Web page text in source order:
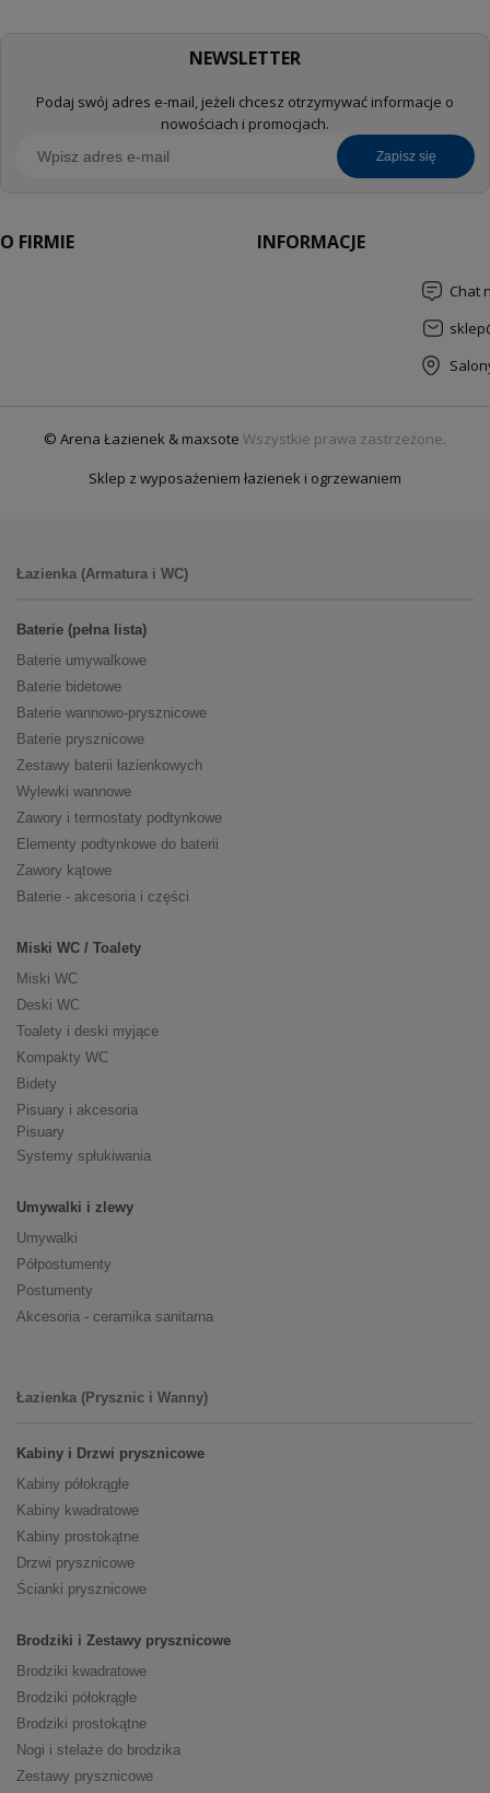
NEWSLETTER
Podaj swój adres e-mail, jeżeli chcesz otrzymywać informacje o
nowościach i promocjach.
zapisz się
O FIRMIE INFORMACJE
Chat
© Arena Łazienek & maxsote Wszystkie prawa zastrzeżone.
Sklep z wyposażeniem łazienek i ogrzewaniem
Łazienka (Armatura i WC)
Baterie (pełna lista)
Baterie umywalkowe
Baterie bidetowe
Baterie wannowo-prysznicowe
Baterie prysznicowe
Zestawy baterii łazienkowych
Wylewki wannowe
Zawory i termostaty podtynkowe
Elementy podtynkowe do baterii
Zawory kątowe
Baterie - akcesoria i części
Miski WC / Toalety
Miski WC
Deski WC
Toalety i deski myjące
Kompakty WC
Bidety
Pisuary i akcesoria
Pisuary
Systemy spłukiwania
Umywalki i zlewy
Umywalki
Półpostumenty
Postumenty
Akcesoria - ceramika sanitarna
Łazienka (Prysznic i Wanny)
Kabiny i Drzwi prysznicowe
Kabiny półokrągłe
Kabiny kwadratowe
Kabiny prostokątne
Drzwi prysznicowe
Ścianki prysznicowe
Brodziki i Zestawy prysznicowe
Brodziki kwadratowe
Brodziki półokrągłe
Brodziki prostokątne
Nogi i stelaże do brodzika
Zestawy prysznicowe